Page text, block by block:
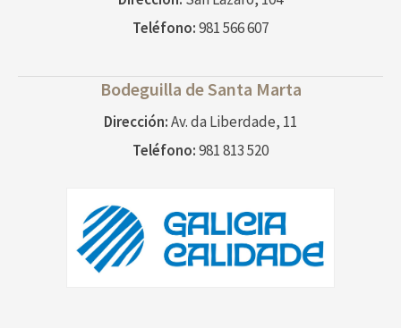
Teléfono:981 566 607
Bodeguilla deSanta Marta
Dirección:Av. da Liberdade, 11
Teléfono:981 813 520